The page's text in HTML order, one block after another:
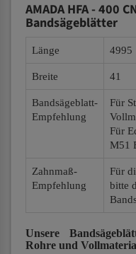
AMADA HFA - 400
Bandsägeblätter
Länge 4995
Breite 41
Bandsägeblatt-
Empfehlung
Für
Für
M51
Zahnmaß-
Empfehlung
Für
bitte
Unsere
Rohre und